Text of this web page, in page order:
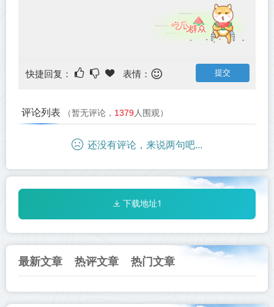
快捷回复： 表情：
评论列表 （暂无评论， 1379人围观）
还没有评论，来说两句吧...
下载地址1
最新文章 热评文章 热门文章